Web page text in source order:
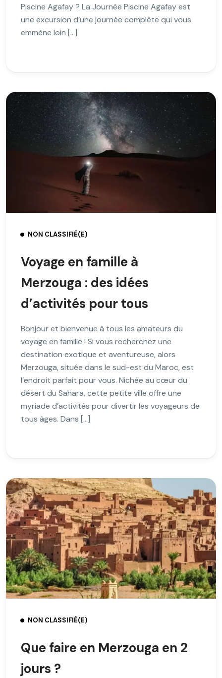
Piscine Agafay ? La Journée Piscine Agafay est
une excursion d’une journée complète qui vous
emmène loin […]
NON CLASSIFIÉ(E)
Voyage en famille à
Merzouga : des idées
d’activités pour tous
Bonjour et bienvenue à tous les amateurs du
voyage en famille ! Si vous recherchez une
destination exotique et aventureuse, alors
Merzouga, située dans le sud-est du Maroc, est
l’endroit parfait pour vous. Nichée au cœur du
désert du Sahara, cette petite ville offre une
myriade d’activités pour divertir les voyageurs de
tous âges. Dans […]
NON CLASSIFIÉ(E)
Que faire en Merzouga en 2
jours ?